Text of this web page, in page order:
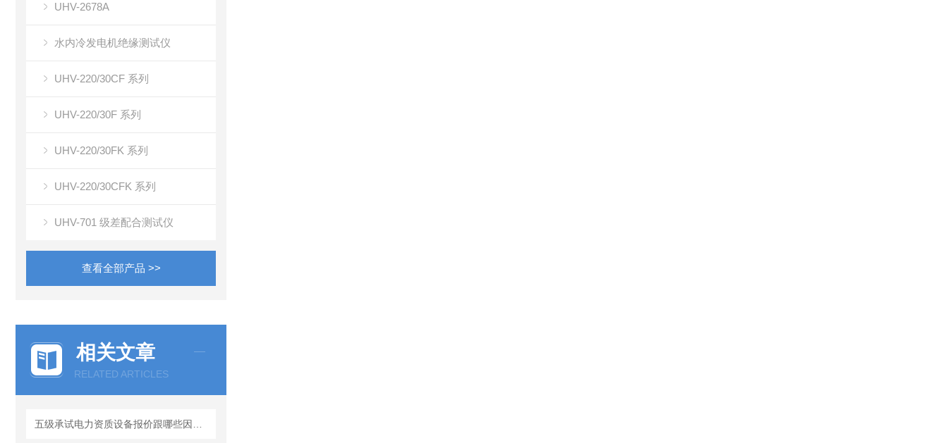
UHV-2678A
水内冷发电机绝缘测试仪
UHV-220/30CF 系列
UHV-220/30F 系列
UHV-220/30FK 系列
UHV-220/30CFK 系列
UHV-701 级差配合测试仪
查看全部产品 >>
相关文章
RELATED ARTICLES